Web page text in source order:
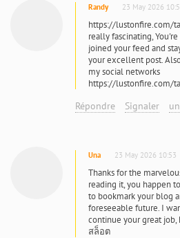
Randy 23 May 2026
https://lustonfire.com/
really fascinating,
joined your feed and
your excellent post.
my social networks
https://lustonfire.com/
Répondre Signaler
Una 23 May 2026 10:53
Thanks for the
reading it, you happen
to bookmark your blog
foreseeable future. I
continue your great
สล็อต